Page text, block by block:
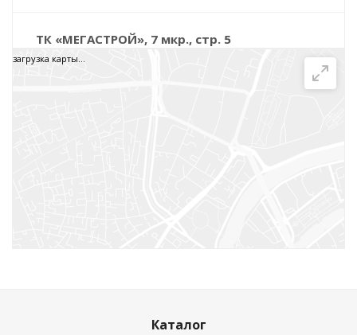
ТК «МЕГАСТРОЙ», 7 мкр., стр. 5
64-47-48
загрузка карты...
Каталог